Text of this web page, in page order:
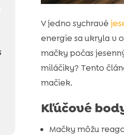
V jedno sychravé
energie sa ukryla v
mačky počas
miláčiky? Tento
mačiek.
Kľúčové
Mačky môžu